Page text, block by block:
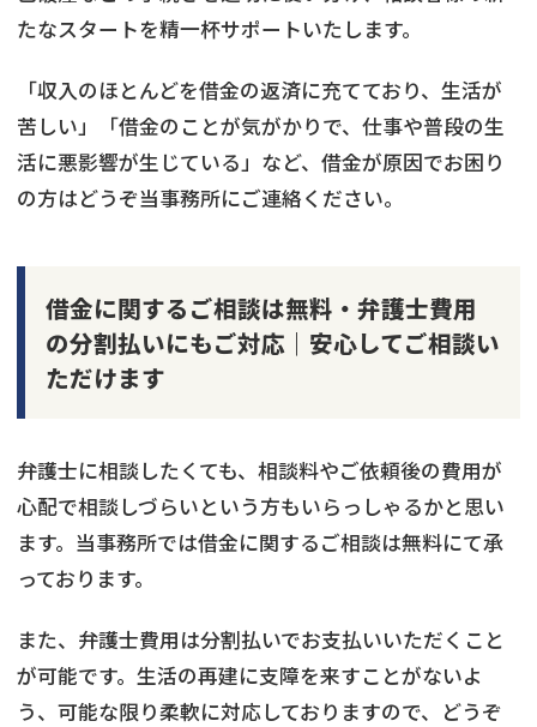
たなスタートを精一杯サポートいたします。
「収入のほとんどを借金の返済に充てており、生活が
苦しい」「借金のことが気がかりで、仕事や普段の生
活に悪影響が生じている」など、借金が原因でお困り
の方はどうぞ当事務所にご連絡ください。
借金に関するご相談は無料・弁護士費用
の分割払いにもご対応｜安心してご相談い
ただけます
弁護士に相談したくても、相談料やご依頼後の費用が
心配で相談しづらいという方もいらっしゃるかと思い
ます。当事務所では借金に関するご相談は無料にて承
っております。
また、弁護士費用は分割払いでお支払いいただくこと
が可能です。生活の再建に支障を来すことがないよ
う、可能な限り柔軟に対応しておりますので、どうぞ